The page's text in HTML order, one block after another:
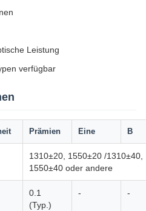
Leistung
verfügbar
Prämien Eine B
1310±20, 1550±20 /1310±40,
1550±40 oder andere
0.1
(Typ.)
- -